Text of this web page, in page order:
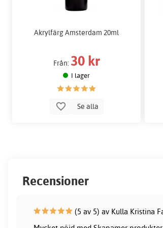
Akrylfärg Amsterdam 20ml
Från: 30 kr
I lager
Se alla
Recensioner
(5 av 5) av Kulla Kristina